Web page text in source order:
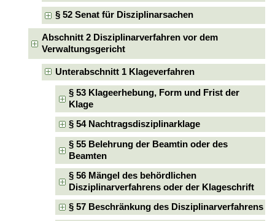
§ 52 Senat für Disziplinarsachen
Abschnitt 2 Disziplinarverfahren vor dem
Verwaltungsgericht
Unterabschnitt 1 Klageverfahren
§ 53 Klageerhebung, Form und Frist der
Klage
§ 54 Nachtragsdisziplinarklage
§ 55 Belehrung der Beamtin oder des
Beamten
§ 56 Mängel des behördlichen
Disziplinarverfahrens oder der Klageschrift
§ 57 Beschränkung des Disziplinarverfahrens